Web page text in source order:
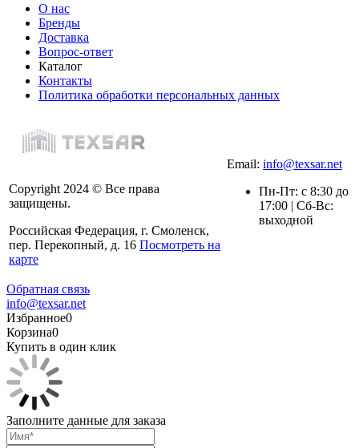
О нас
Бренды
Доставка
Вопрос-ответ
Каталог
Контакты
Политика обработки персональных данных
Copyright 2024 © Все права
защищены.
Российская Федерация, г. Смоленск,
пер. Перекопный, д. 16 Посмотреть на
карте
Email: info@texsar.net
Пн-Пт: с 8:30 до
17:00 | Сб-Вс:
выходной
Обратная связь
info@texsar.net
Избранное0
Корзина0
Купить в один клик
Заполните данные для заказа